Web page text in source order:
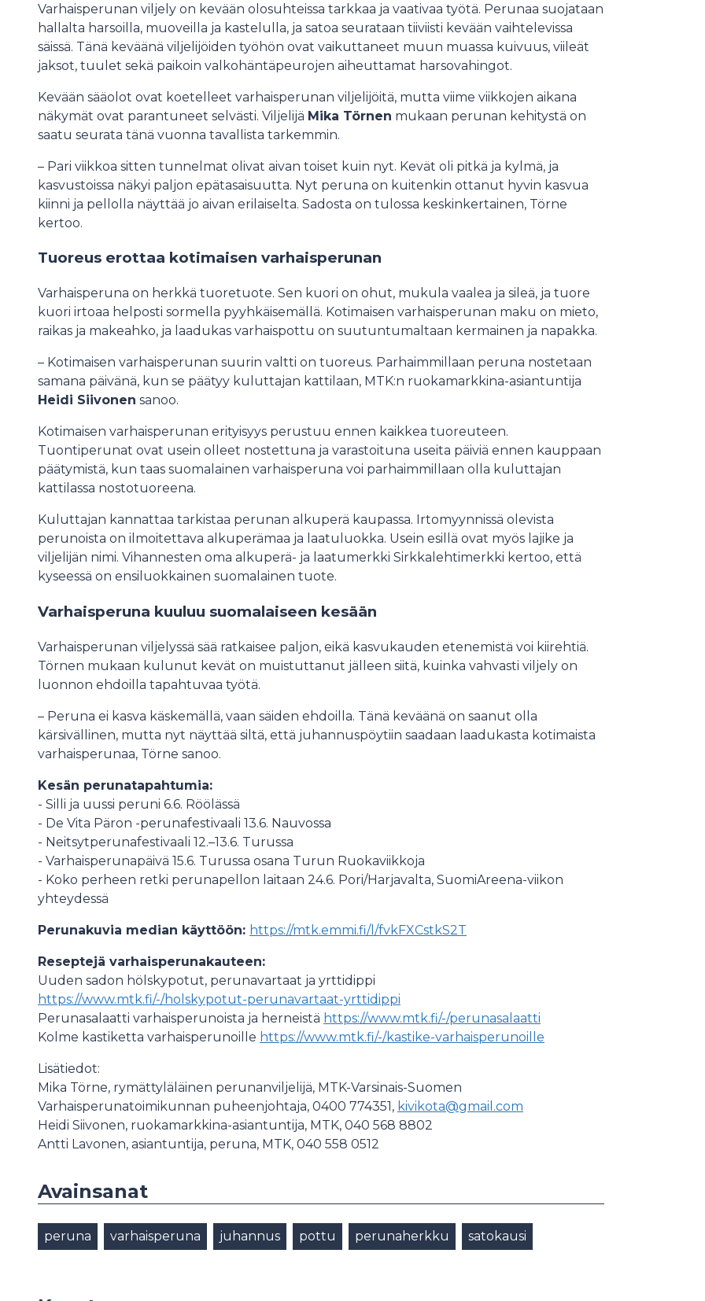
Varhaisperunan viljely on kevään olosuhteissa tarkkaa ja vaativaa työtä. Perunaa suojataan
hallalta harsoilla, muoveilla ja kastelulla, ja satoa seurataan tiiviisti kevään vaihtelevissa
säissä. Tänä keväänä viljelijöiden työhön ovat vaikuttaneet muun muassa kuivuus, viileät
jaksot, tuulet sekä paikoin valkohäntäpeurojen aiheuttamat harsovahingot.
Kevään sääolot ovat koetelleet varhaisperunan viljelijöitä, mutta viime viikkojen aikana
näkymät ovat parantuneet selvästi. Viljelijä Mika Törnen mukaan perunan kehitystä on
saatu seurata tänä vuonna tavallista tarkemmin.
– Pari viikkoa sitten tunnelmat olivat aivan toiset kuin nyt. Kevät oli pitkä ja kylmä, ja
kasvustoissa näkyi paljon epätasaisuutta. Nyt peruna on kuitenkin ottanut hyvin kasvua
kiinni ja pellolla näyttää jo aivan erilaiselta. Sadosta on tulossa keskinkertainen, Törne
kertoo.
Tuoreus erottaa kotimaisen varhaisperunan
Varhaisperuna on herkkä tuoretuote. Sen kuori on ohut, mukula vaalea ja sileä, ja tuore
kuori irtoaa helposti sormella pyyhkäisemällä. Kotimaisen varhaisperunan maku on mieto,
raikas ja makeahko, ja laadukas varhaispottu on suutuntumaltaan kermainen ja napakka.
– Kotimaisen varhaisperunan suurin valtti on tuoreus. Parhaimmillaan peruna nostetaan
samana päivänä, kun se päätyy kuluttajan kattilaan, MTK:n ruokamarkkina-asiantuntija
Heidi Siivonen sanoo.
Kotimaisen varhaisperunan erityisyys perustuu ennen kaikkea tuoreuteen.
Tuontiperunat ovat usein olleet nostettuna ja varastoituna useita päiviä ennen kauppaan
päätymistä, kun taas suomalainen varhaisperuna voi parhaimmillaan olla kuluttajan
kattilassa nostotuoreena.
Kuluttajan kannattaa tarkistaa perunan alkuperä kaupassa. Irtomyynnissä olevista
perunoista on ilmoitettava alkuperämaa ja laatuluokka. Usein esillä ovat myös lajike ja
viljelijän nimi. Vihannesten oma alkuperä- ja laatumerkki Sirkkalehtimerkki kertoo, että
kyseessä on ensiluokkainen suomalainen tuote.
Varhaisperuna kuuluu suomalaiseen kesään
Varhaisperunan viljelyssä sää ratkaisee paljon, eikä kasvukauden etenemistä voi kiirehtiä.
Törnen mukaan kulunut kevät on muistuttanut jälleen siitä, kuinka vahvasti viljely on
luonnon ehdoilla tapahtuvaa työtä.
– Peruna ei kasva käskemällä, vaan säiden ehdoilla. Tänä keväänä on saanut olla
kärsivällinen, mutta nyt näyttää siltä, että juhannuspöytiin saadaan laadukasta kotimaista
varhaisperunaa, Törne sanoo.
Kesän perunatapahtumia:
- Silli ja uussi peruni 6.6. Röölässä
- De Vita Päron -perunafestivaali 13.6. Nauvossa
- Neitsytperunafestivaali 12.–13.6. Turussa
- Varhaisperunapäivä 15.6. Turussa osana Turun Ruokaviikkoja
- Koko perheen retki perunapellon laitaan 24.6. Pori/Harjavalta, SuomiAreena-viikon
yhteydessä
Perunakuvia median käyttöön: https://mtk.emmi.fi/l/fvkFXCstkS2T
Reseptejä varhaisperunakauteen:
Uuden sadon hölskypotut, perunavartaat ja yrttidippi
https://www.mtk.fi/-/holskypotut-perunavartaat-yrttidippi
Perunasalaatti varhaisperunoista ja herneistä https://www.mtk.fi/-/perunasalaatti
Kolme kastiketta varhaisperunoille https://www.mtk.fi/-/kastike-varhaisperunoille
Lisätiedot:
Mika Törne, rymättyläläinen perunanviljelijä, MTK-Varsinais-Suomen
Varhaisperunatoimikunnan puheenjohtaja, 0400 774351, kivikota@gmail.com
Heidi Siivonen, ruokamarkkina-asiantuntija, MTK, 040 568 8802
Antti Lavonen, asiantuntija, peruna, MTK, 040 558 0512
Avainsanat
peruna varhaisperuna juhannus pottu perunaherkku satokausi